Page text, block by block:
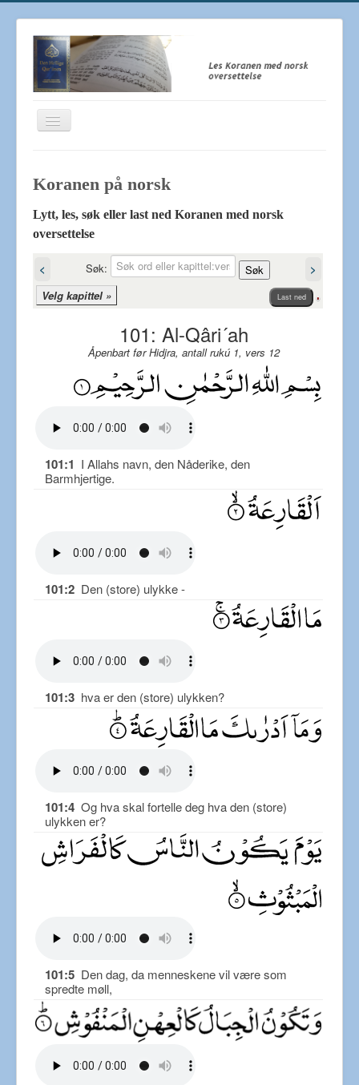
Toggle
Den Hellige Koranen
Om oss
Lenker
Koranen på norsk‎
Lytt, les, søk eller last ned Koranen med norsk
oversettelse
< Søk: Søk
>
Velg kapittel »
Last ned
101: Al-Qâri´ah
Åpenbart før Hidjra, antall rukú 1, vers 12
101:1 I Allahs navn, den Nåderike, den
Barmhjertige.
101:2 Den (store) ulykke -
101:3 hva er den (store) ulykken?
101:4 Og hva skal fortelle deg hva den (store)
ulykken er?
101:5 Den dag, da menneskene vil være som
spredte møll,